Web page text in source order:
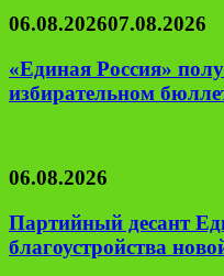
06.08.202607.08.2026
«Единая Россия»
избирательном
06.08.2026
Партийный десант
благоустройства